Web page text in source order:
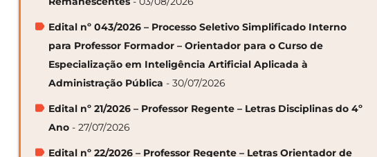
Edital nº 043/2026 – Processo Seletivo Simplificado Interno
para Professor Formador – Orientador para o Curso de
Especialização em Inteligência Artificial Aplicada à
Administração Pública - 30/07/2026
Edital nº 21/2026 – Professor Regente – Letras Disciplinas do 4º
Ano - 27/07/2026
Edital nº 22/2026 – Professor Regente – Letras Orientador de